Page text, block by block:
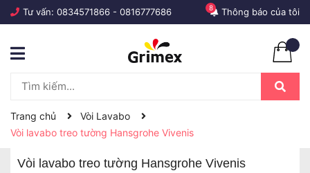
Tư vấn: 0834571866 - 0816777686 Thông báo của tôi
8
Trang chủ
Vòi Lavabo
Vòi lavabo treo tường Hansgrohe Vivenis
Vòi lavabo treo tường Hansgrohe Vivenis